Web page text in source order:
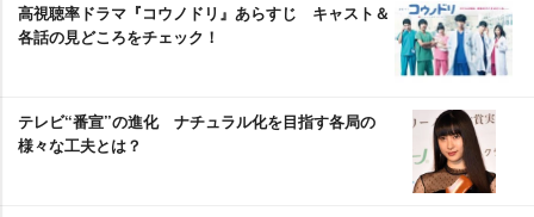
高視聴率ドラマ『コウノドリ』あらすじ キャスト＆
各話の見どころをチェック！
テレビ“番宣”の進化 ナチュラル化を目指す各局の
様々な工夫とは？